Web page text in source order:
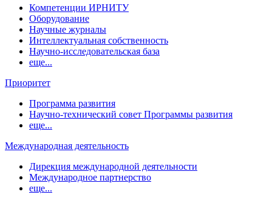
Компетенции ИРНИТУ
Оборудование
Научные журналы
Интеллектуальная собственность
Научно-исследовательская база
еще...
Приоритет
Программа развития
Научно-технический совет Программы развития
еще...
Международная деятельность
Дирекция международной деятельности
Международное партнерство
еще...